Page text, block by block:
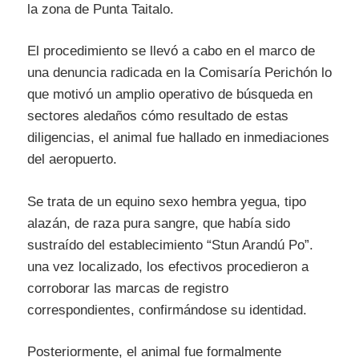
la zona de Punta Taitalo.
El procedimiento se llevó a cabo en el marco de
una denuncia radicada en la Comisaría Perichón lo
que motivó un amplio operativo de búsqueda en
sectores aledaños cómo resultado de estas
diligencias, el animal fue hallado en inmediaciones
del aeropuerto.
Se trata de un equino sexo hembra yegua, tipo
alazán, de raza pura sangre, que había sido
sustraído del establecimiento “Stun Arandú Po”.
una vez localizado, los efectivos procedieron a
corroborar las marcas de registro
correspondientes, confirmándose su identidad.
Posteriormente, el animal fue formalmente